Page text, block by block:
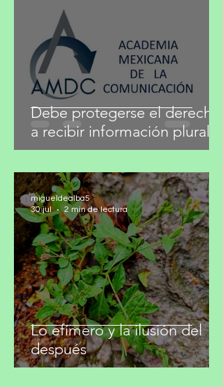
Debe protegerse el derecho
a recibir información plural
Lo efímero y la ilusión del
después
migueldealba5
30 jul
2 min de lectura